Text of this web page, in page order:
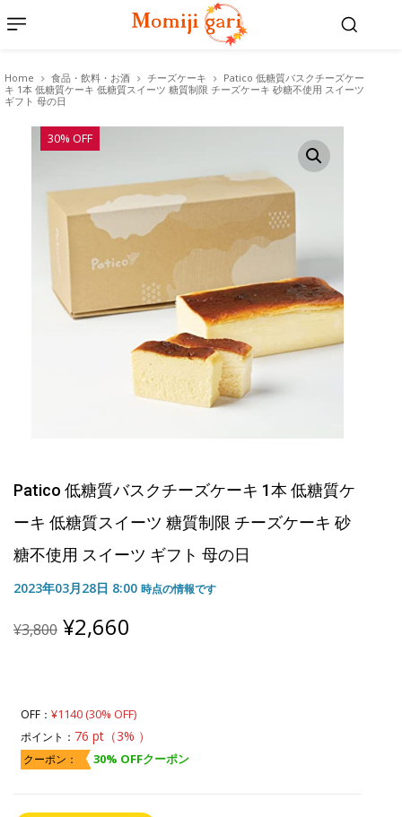
Home 食品・飲料・お酒 チーズケーキ
Patico 低糖質バスクチーズケー
キ 1本 低糖質ケーキ 低糖質スイーツ 糖質制限 チーズケーキ 砂糖不使用 スイーツ
ギフト 母の日
30% OFF
Patico 低糖質バスクチーズケーキ 1本 低糖質ケ
ーキ 低糖質スイーツ 糖質制限 チーズケーキ 砂
糖不使用 スイーツ ギフト 母の日
2023年03月28日 8:00 時点の情報です
¥3,800 Original
price
¥2,660
OFF： ¥1140 (30% OFF)
ポイント： 76 pt（3% ）
クーポン： 30% OFFクーポン